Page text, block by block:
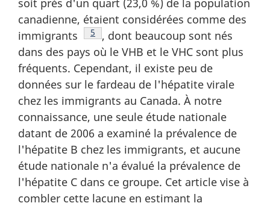
soit près d'un quart (23,0 %) de la population
canadienne, étaient considérées comme des
immigrants
Note de bas de page
5
, dont beaucoup sont nés
dans des pays où le VHB et le VHC sont plus
fréquents. Cependant, il existe peu de
données sur le fardeau de l'hépatite virale
chez les immigrants au Canada. À notre
connaissance, une seule étude nationale
datant de 2006 a examiné la prévalence de
l'hépatite B chez les immigrants, et aucune
étude nationale n'a évalué la prévalence de
l'hépatite C dans ce groupe. Cet article vise à
combler cette lacune en estimant la